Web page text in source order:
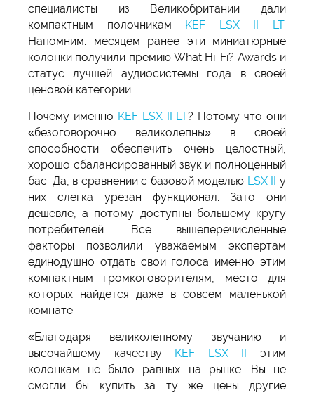
специалисты из Великобритании дали
компактным полочникам KEF LSX II LT.
Напомним: месяцем ранее эти миниатюрные
колонки получили премию What Hi-Fi? Awards и
статус лучшей аудиосистемы года в своей
ценовой категории.
Почему именно KEF LSX II LT? Потому что они
«безоговорочно великолепны» в своей
способности обеспечить очень целостный,
хорошо сбалансированный звук и полноценный
бас. Да, в сравнении с базовой моделью LSX II у
них слегка урезан функционал. Зато они
дешевле, а потому доступны большему кругу
потребителей. Все вышеперечисленные
факторы позволили уважаемым экспертам
единодушно отдать свои голоса именно этим
компактным громкоговорителям, место для
которых найдётся даже в совсем маленькой
комнате.
«Благодаря великолепному звучанию и
высочайшему качеству KEF LSX II этим
колонкам не было равных на рынке. Вы не
смогли бы купить за ту же цены другие